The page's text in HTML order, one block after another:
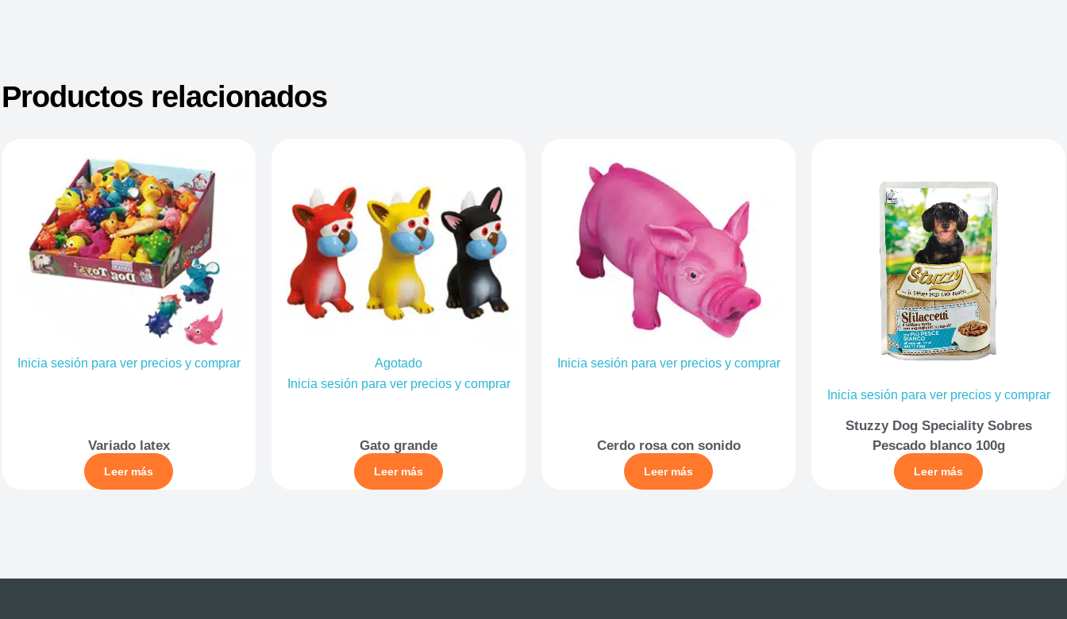
Productos relacionados
Inicia sesión para ver precios y comprar
Variado latex
Leer más
Agotado
Inicia sesión para ver precios y comprar
Gato grande
Leer más
Inicia sesión para ver precios y comprar
Cerdo rosa con sonido
Leer más
Inicia sesión para ver precios y comprar
Stuzzy Dog Speciality Sobres
Pescado blanco 100g
Leer más